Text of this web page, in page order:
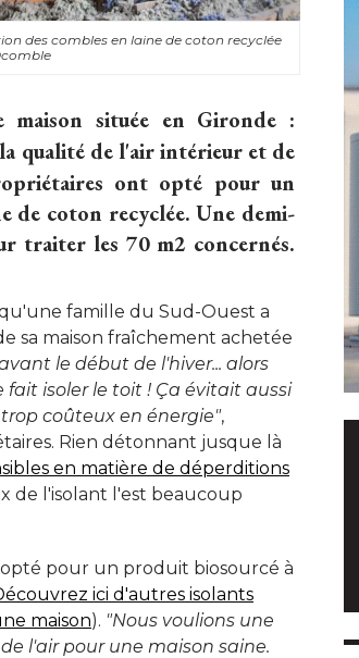
des combles en laine de coton recyclée
maison située en Gironde :
la qualité de l'air intérieur et de
ont opté pour un
de coton recyclée. Une demi-
traiter les 70 m2 concernés.
famille du Sud-Ouest a
sa maison fraîchement achetée
le début de l'hiver... alors
isoler le toit ! Ça évitait aussi
trop coûteux en énergie",
Rien détonnant jusque là
en matière de déperditions
de l'isolant l'est beaucoup
pour un produit biosourcé à
ici d'autres isolants
maison). "Nous voulions une
l'air pour une maison saine.